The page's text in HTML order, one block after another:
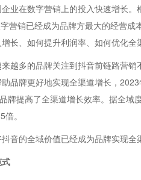
博 人人网 开
心网
微信
QQ
好友 腾讯微
在数字营销上的投入快速增长。
营销已经成为品牌方最大的经营
长、如何提升利润率、如何优化全
越多的品牌关注到抖音前链路营
品牌更好地实现全渠道增长，
牌提高了全渠道增长效率。据全域
。
音的全域价值已经成为品牌实现全